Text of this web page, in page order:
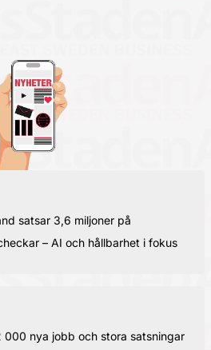
satsar 3,6 miljoner på
– AI och hållbarhet i fokus
000 nya jobb och stora satsningar